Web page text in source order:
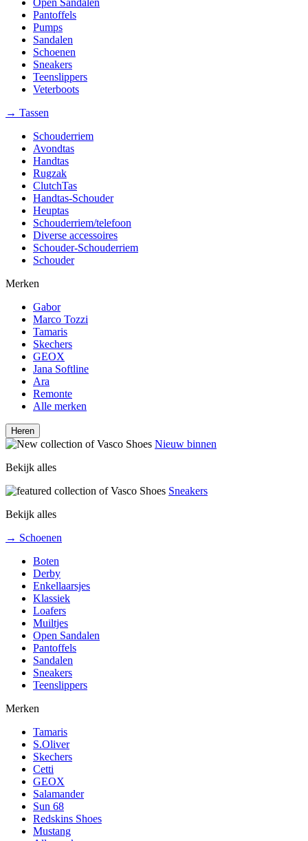
Open Sandalen
Pantoffels
Pumps
Sandalen
Schoenen
Sneakers
Teenslippers
Veterboots
→ Tassen
Schouderriem
Avondtas
Handtas
Rugzak
ClutchTas
Handtas-Schouder
Heuptas
Schouderriem/telefoon
Diverse accessoires
Schouder-Schouderriem
Schouder
Merken
Gabor
Marco Tozzi
Tamaris
Skechers
GEOX
Jana Softline
Ara
Remonte
Alle merken
Heren
Nieuw binnen
Bekijk alles
Sneakers
Bekijk alles
→ Schoenen
Boten
Derby
Enkellaarsjes
Klassiek
Loafers
Muiltjes
Open Sandalen
Pantoffels
Sandalen
Sneakers
Teenslippers
Merken
Tamaris
S.Oliver
Skechers
Cetti
GEOX
Salamander
Sun 68
Redskins Shoes
Mustang